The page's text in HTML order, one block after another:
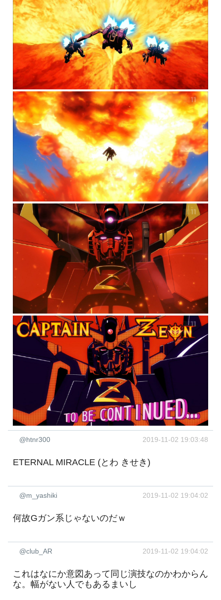
@htnr300 2019-11-02 19:03:48
ETERNAL MIRACLE (とわ きせき)
@m_yashiki 2019-11-02 19:04:02
何故Gガン系じゃないのだｗ
@club_AR 2019-11-02 19:04:02
これはなにか意図あって同じ演技なのかわからん
な。幅がない人でもあるまいし